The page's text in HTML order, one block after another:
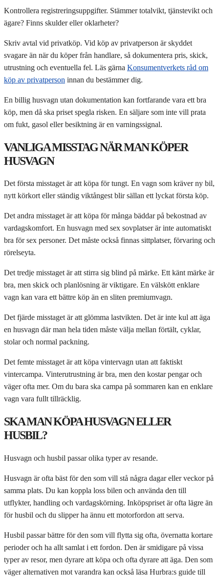
Kontrollera registreringsuppgifter. Stämmer totalvikt, tjänstevikt och
ägare? Finns skulder eller oklarheter?
Skriv avtal vid privatköp. Vid köp av privatperson är skyddet
svagare än när du köper från handlare, så dokumentera pris, skick,
utrustning och eventuella fel. Läs gärna Konsumentverkets råd om
köp av privatperson innan du bestämmer dig.
En billig husvagn utan dokumentation kan fortfarande vara ett bra
köp, men då ska priset spegla risken. En säljare som inte vill prata
om fukt, gasol eller besiktning är en varningssignal.
VANLIGA MISSTAG NÄR MAN KÖPER
HUSVAGN
Det första misstaget är att köpa för tungt. En vagn som kräver ny bil,
nytt körkort eller ständig viktångest blir sällan ett lyckat första köp.
Det andra misstaget är att köpa för många bäddar på bekostnad av
vardagskomfort. En husvagn med sex sovplatser är inte automatiskt
bra för sex personer. Det måste också finnas sittplatser, förvaring och
rörelseyta.
Det tredje misstaget är att stirra sig blind på märke. Ett känt märke är
bra, men skick och planlösning är viktigare. En välskött enklare
vagn kan vara ett bättre köp än en sliten premiumvagn.
Det fjärde misstaget är att glömma lastvikten. Det är inte kul att äga
en husvagn där man hela tiden måste välja mellan förtält, cyklar,
stolar och normal packning.
Det femte misstaget är att köpa vintervagn utan att faktiskt
vintercampa. Vinterutrustning är bra, men den kostar pengar och
väger ofta mer. Om du bara ska campa på sommaren kan en enklare
vagn vara fullt tillräcklig.
SKA MAN KÖPA HUSVAGN ELLER
HUSBIL?
Husvagn och husbil passar olika typer av resande.
Husvagn är ofta bäst för den som vill stå några dagar eller veckor på
samma plats. Du kan koppla loss bilen och använda den till
utflykter, handling och vardagskörning. Inköpspriset är ofta lägre än
för husbil och du slipper ha ännu ett motorfordon att serva.
Husbil passar bättre för den som vill flytta sig ofta, övernatta kortare
perioder och ha allt samlat i ett fordon. Den är smidigare på vissa
typer av resor, men dyrare att köpa och ofta dyrare att äga. Den som
väger alternativen mot varandra kan också läsa Hurbra:s guide till